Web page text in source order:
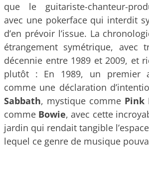
que le guitariste-chanteur-
avec une pokerface qui interdit
d’en prévoir l’issue. La
étrangement symétrique, avec
décennie entre 1989 et 2009, et
plutôt : En 1989, un premier
comme une déclaration
Sabbath, mystique comme Pink
comme Bowie, avec cette
jardin qui rendait tangible
lequel ce genre de musique